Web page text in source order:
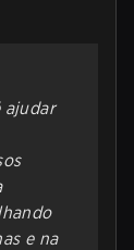
ajudar
e na